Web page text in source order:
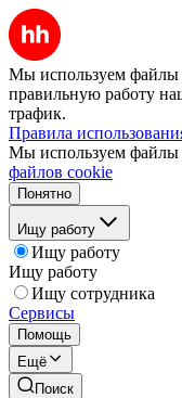
Мы используем файлы
правильную работу
трафик.
Правила
Мы используем файлы
файлов cookie
Понятно
Ищу работу
Ищу работу
Ищу работу
Ищу сотрудника
Сервисы
Помощь
Ещё
Поиск